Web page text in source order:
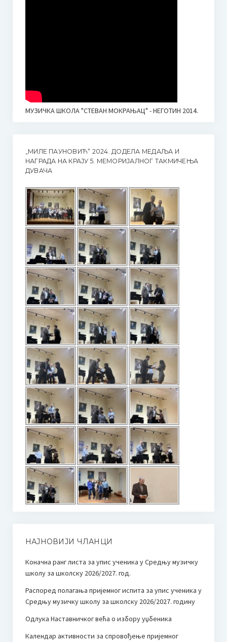
МУЗИЧКА ШКОЛА "СТЕВАН МОКРАЊАЦ" - НЕГОТИН 2014.
„МИЛЕ ПАУНОВИЋ“ 2024. ДОДЕЛА МЕДАЉА И
НАГРАДА НА КРАЈУ 5. МЕМОРИЈАЛНОГ ТАКМИЧЕЊА
ДУВАЧА
НАЈНОВИЈИ ЧЛАНЦИ
Коначна ранг листа за упис ученика у Средњу музичку
школу за школску 2026/2027. год.
Распоред полагања пријемног испита за упис ученика у
Средњу музичку школу за школску 2026/2027. годину
Одлука Наставничког већа о избору уџбеника
Календар активности за спровођење пријемног